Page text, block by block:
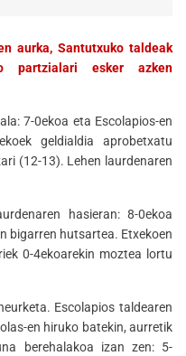
aurka, Santutxuko taldeak
partzialari esker azken
7-0ekoa eta Escolapios-en
geldialdia aprobetxatu
(12-13). Lehen laurdenaren
hasieran: 8-0ekoa
bigarren hutsartea. Etxekoen
0-4ekoarekin moztea lortu
Escolapios taldearen
en hiruko batekin, aurretik
berehalakoa izan zen: 5-